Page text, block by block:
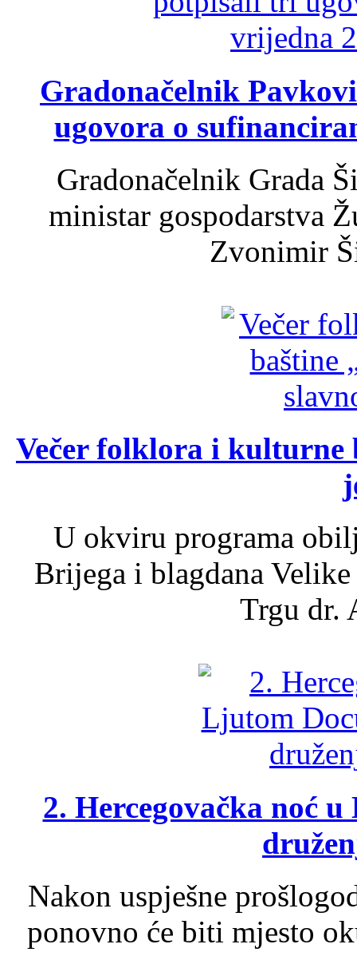
Gradonačelnik
ugovora o
Gradonačelnik Grada
ministar gospodarstva
Zvonimir
Večer folklora i kulturne
U okviru programa
Brijega i blagdana
Trgu dr.
2. Hercegovačka noć
Nakon uspješne
ponovno će biti mjesto